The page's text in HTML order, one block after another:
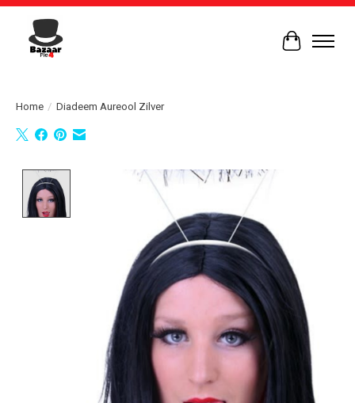
Home / Diadeem Aureool Zilver
Product image slideshow Items